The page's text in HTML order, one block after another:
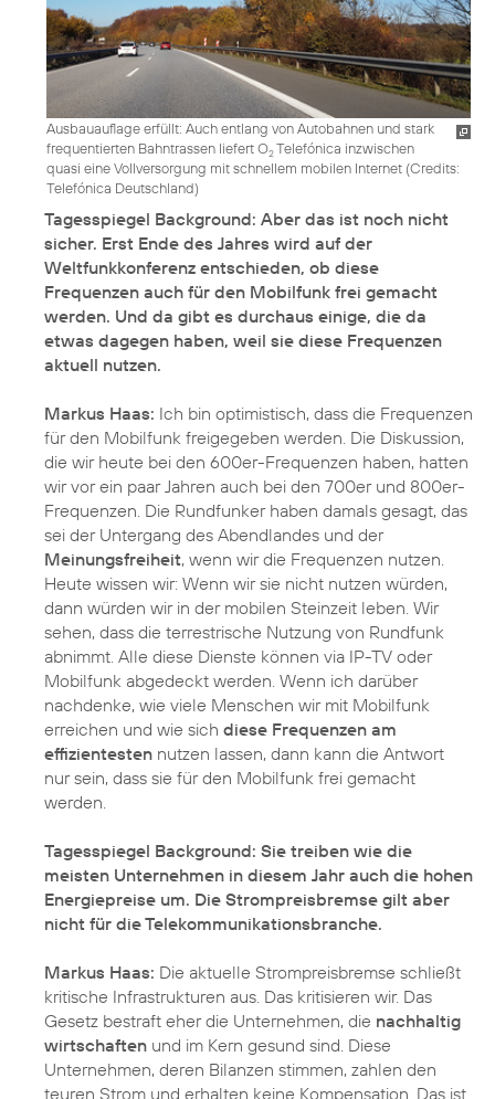
Ausbauauflage erfüllt: Auch entlang von Autobahnen und stark
frequentierten Bahntrassen liefert O2Telefónica inzwischen
quasi eine Vollversorgung mit schnellem mobilen Internet (Credits:
Telefónica Deutschland)
Tagesspiegel Background: Aber das ist noch nicht
sicher. Erst Ende des Jahres wird auf der
Weltfunkkonferenz entschieden, ob diese
Frequenzen auch für den Mobilfunk frei gemacht
werden. Und da gibt es durchaus einige, die da
etwas dagegen haben, weil sie diese Frequenzen
aktuell nutzen.
Markus Haas: Ich bin optimistisch, dass die Frequenzen
für den Mobilfunk freigegeben werden. Die Diskussion,
die wir heute bei den 600er-Frequenzen haben, hatten
wir vor ein paar Jahren auch bei den 700er und 800er-
Frequenzen. Die Rundfunker haben damals gesagt, das
sei der Untergang des Abendlandes und der
Meinungsfreiheit, wenn wir die Frequenzen nutzen.
Heute wissen wir: Wenn wir sie nicht nutzen würden,
dann würden wir in der mobilen Steinzeit leben. Wir
sehen, dass die terrestrische Nutzung von Rundfunk
abnimmt. Alle diese Dienste können via IP-TV oder
Mobilfunk abgedeckt werden. Wenn ich darüber
nachdenke, wie viele Menschen wir mit Mobilfunk
erreichen und wie sich diese Frequenzen am
effizientesten nutzen lassen, dann kann die Antwort
nur sein, dass sie für den Mobilfunk frei gemacht
werden.
Tagesspiegel Background: Sie treiben wie die
meisten Unternehmen in diesem Jahr auch die hohen
Energiepreise um. Die Strompreisbremse gilt aber
nicht für die Telekommunikationsbranche.
Markus Haas: Die aktuelle Strompreisbremse schließt
kritische Infrastrukturen aus. Das kritisieren wir. Das
Gesetz bestraft eher die Unternehmen, die nachhaltig
wirtschaften und im Kern gesund sind. Diese
Unternehmen, deren Bilanzen stimmen, zahlen den
teuren Strom und erhalten keine Kompensation. Das ist